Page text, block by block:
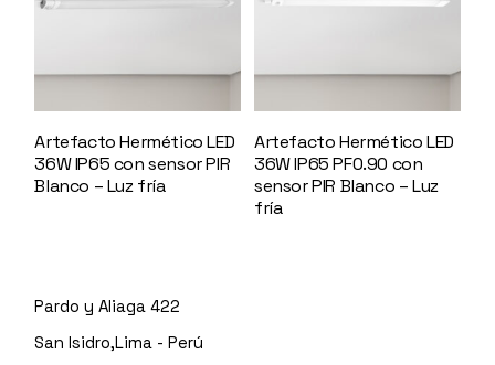
Artefacto Hermético LED
36W IP65 con sensor PIR
Blanco – Luz fría
Artefacto Hermético LED
36W IP65 PF0.90 con
sensor PIR Blanco – Luz
fría
Pardo y Aliaga 422
San Isidro,Lima - Perú